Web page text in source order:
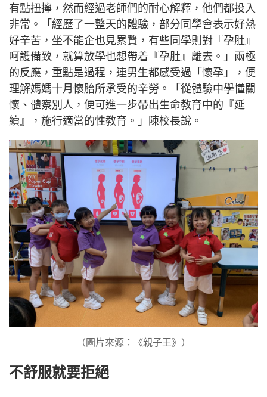
有點扭擰，然而經過老師們的耐心解釋，他們都投入
非常。「經歷了一整天的體驗，部分同學會表示好熱
好辛苦，坐不能企也見累贅，有些同學則對『孕肚』
呵護備致，就算放學也想帶着『孕肚』離去。」兩極
的反應，重點是過程，連男生都感受過「懷孕」，便
理解媽媽十月懷胎所承受的辛勞。「從體驗中學懂關
懷、體察別人，便可進一步帶出生命教育中的『延
續』，施行適當的性教育。」陳校長說。
（圖片來源：《親子王》）
不舒服就要拒絕